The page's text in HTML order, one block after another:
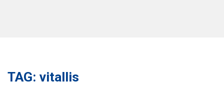
TAG: vitallis